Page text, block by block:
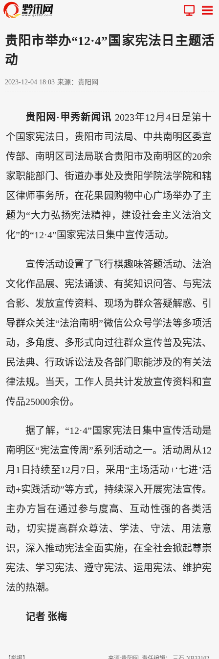
贵阳市举办“12·4”国家宪法日主题活
动
2023-12-04 18:03 来源：贵阳网
贵阳网·甲秀新闻讯 2023年12月4日是第十
个国家宪法日，贵阳市司法局、中共南明区委宣
传部、南明区司法局联合贵阳市及南明区的20余
家职能部门、街道办事处及贵阳学院法学院和辖
区律师事务所，在花果园购物中心广场举办了主
题为“大力弘扬宪法精神，建设社会主义法治文
化”的“12·4”国家宪法日集中宣传活动。
宣传活动设置了飞行棋趣味答题活动、法治
文化作品展、宪法诵读、有奖知识问答、与宪法
合影、发放宣传资料、现场为群众答疑解惑、引
导群众关注“法治南明”微信公众号学法等多项活
动，多角度、多形式向过往群众宣传普及宪法、
民法典、行政诉讼法及各部门职能涉及的有关法
律法规。当天，工作人员共计发放宣传资料和宣
传品25000余份。
据了解，“12·4”国家宪法日集中宣传活动是
南明区“宪法宣传周”系列活动之一。活动周从12
月1日持续至12月7日，采用“主场活动+‘七进’活
动+实践活动”等方式，持续深入开展宪法宣传。
主办方旨在通过参与度高、互动性强的各类活
动，切实提高群众尊法、学法、守法、用法意
识，深入推动宪法全面实施，在全社会掀起尊崇
宪法、学习宪法、遵守宪法、运用宪法、维护宪
法的热潮。
记者 张梅